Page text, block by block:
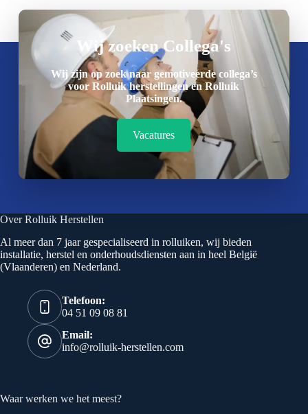
Wij zoeken Collega's
Wij zijn op zoek naar gemotiveerde collega’s
voor Rolluik herstellingen en Rolluik
Plaatsingen.
Vacatures
Over Rolluik Herstellen
Al meer dan 7 jaar gespecialiseerd in rolluiken, wij bieden
installatie, herstel en onderhoudsdiensten aan in heel België
(Vlaanderen) en Nederland.
Telefoon:
04 51 09 08 81
Email:
info@rolluik-herstellen.com
Waar werken we het meest?